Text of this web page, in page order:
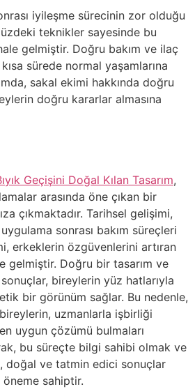
iyileşme sürecinin zor olduğu
teknikler sayesinde bu
gelmiştir. Doğru bakım ve ilaç
sürede normal yaşamlarına
sakal ekimi hakkında doğru
doğru kararlar almasına
Geçişini Doğal Kılan Tasarım,
arasında öne çıkan bir
çıkmaktadır. Tarihsel gelişimi,
sonrası bakım süreçleri
erkeklerin özgüvenlerini artıran
gelmiştir. Doğru bir tasarım ve
bireylerin yüz hatlarıyla
bir görünüm sağlar. Bu nedenle,
uzmanlarla işbirliği
uygun çözümü bulmaları
bu süreçte bilgi sahibi olmak ve
doğal ve tatmin edici sonuçlar
sahiptir.